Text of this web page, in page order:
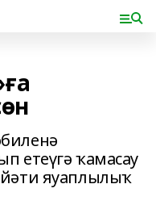
етеүгә ҡамасау
яуаплылыҡ